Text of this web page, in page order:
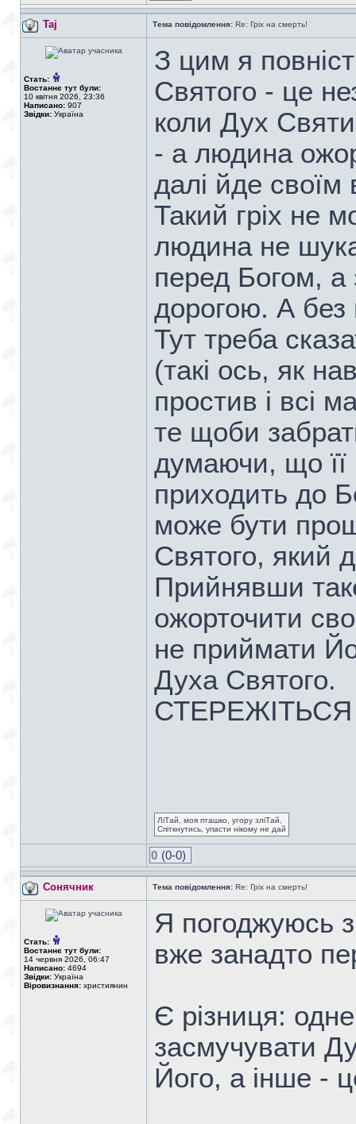
Taj Тема повідомлення: Re: Гріх на смерть!
Стать:
Востаннє тут були:
10 квітня 2026, 23:36
Написано: 907
Звідки: Україна
З цим я
Святого - це
коли Дух
- а людина
далі йде
Такий гріх не
людина не
перед Богом, а
дорогою. А без
Тут треба
(такі ось, як
простив і всі
те щоби
думаючи, що її
приходить до
може бути
Святого, який
Прийнявши
ожорточити
не приймати
Духа Святого.
СТЕРЕЖІТЬСЯ
ЛіТай, моя пташко, угору зліТай,
Спіткнутись, упасти нікому не дай
0 (0-0)
Сонячник Тема повідомлення: Re: Гріх на смерть!
Стать:
Востаннє тут були:
14 червня 2026, 06:47
Написано: 4694
Звідки: Україна
Віровизнання: християнин
Я погоджуюсь
вже занадто
Є різниця:
засмучувати
Його, а інше -